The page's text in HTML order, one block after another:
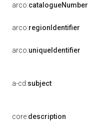
arco:catalogueNumber
arco:regionIdentifier
arco:uniqueIdentifier
a-cd:subject
core:description